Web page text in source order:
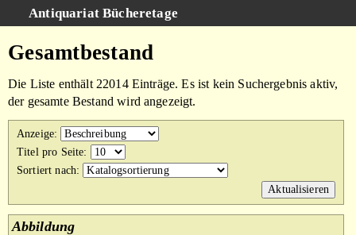
Antiquariat Bücheretage
Gesamtbestand
Warenkorb
AGB
Gesamtbestand
Die Liste enthält 22014 Einträge. Es ist kein Suchergebnis aktiv,
der gesamte Bestand wird angezeigt.
Anzeige:
Titel pro Seite:
Sortiert nach:
Abbildung